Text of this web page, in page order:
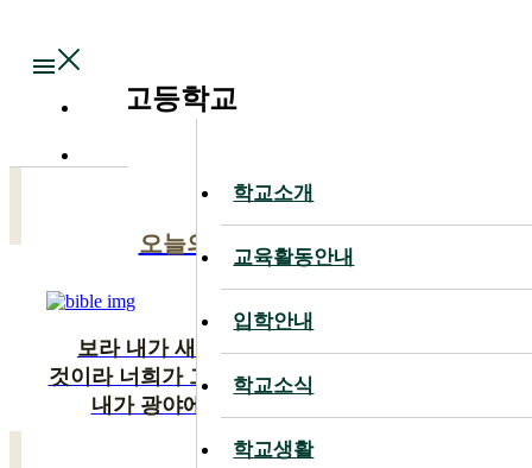
학교소개
교육활동안내
입학안내
학교소식
학교생활
학교소개
교육활동안내
입학안내
학교소식
학교생활
대전대신고등학교
오늘의 말씀
보라 내가 새 일을 행하리니 이제 나타낼
것이라 너희가 그것을 알지 못하겠느냐 반드시
내가 광야에 길을 사막에 강을 내리니
이사야 43:19